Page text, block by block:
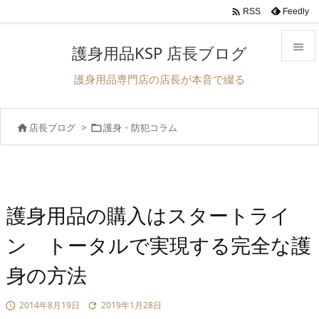


 RSS Feedly
護身用品KSP 店長ブログ
護身用品専門店の店長が本音で綴る
 店長ブログ > 護身・防犯コラム
護身用品の購入はスタートライ
ン トータルで実現する完全な護
身の方法
 2014年8月19日  2019年1月28日